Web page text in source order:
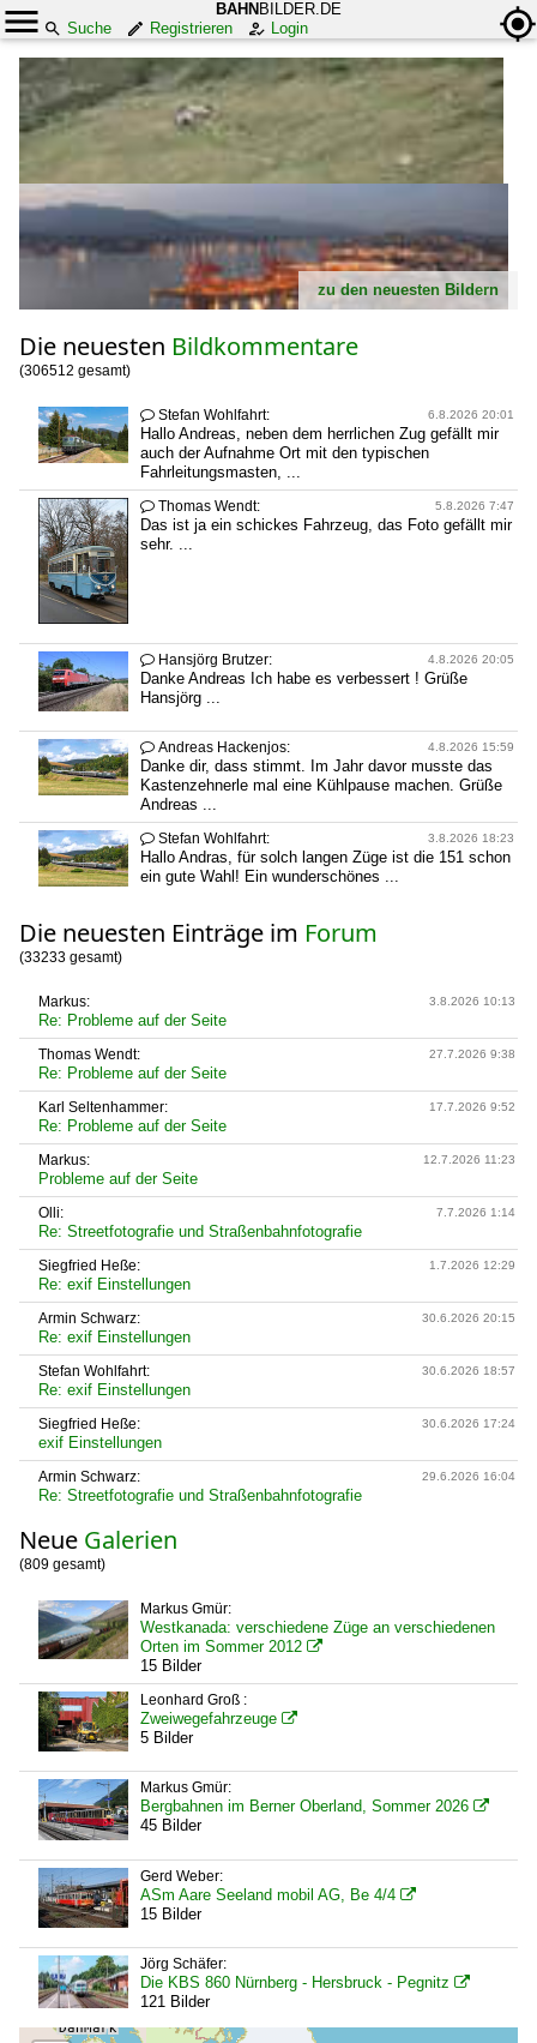
BAHN BILDER.DE
Suche
Registrieren Login
zu den neuesten Bildern
Die neuesten Bildkommentare
(306512 gesamt)
6.8.2026 20:01
 Stefan Wohlfahrt:
Hallo Andreas, neben dem herrlichen Zug gefällt mir
auch der Aufnahme Ort mit den typischen
Fahrleitungsmasten, ...
5.8.2026 7:47
 Thomas Wendt:
Das ist ja ein schickes Fahrzeug, das Foto gefällt mir
sehr. ...
4.8.2026 20:05
 Hansjörg Brutzer:
Danke Andreas Ich habe es verbessert ! Grüße
Hansjörg ...
4.8.2026 15:59
 Andreas Hackenjos:
Danke dir, dass stimmt. Im Jahr davor musste das
Kastenzehnerle mal eine Kühlpause machen. Grüße
Andreas ...
3.8.2026 18:23
 Stefan Wohlfahrt:
Hallo Andras, für solch langen Züge ist die 151 schon
ein gute Wahl! Ein wunderschönes ...
Die neuesten Einträge im Forum
(33233 gesamt)
3.8.2026 10:13
Markus:
Re: Probleme auf der Seite
27.7.2026 9:38
Thomas Wendt:
Re: Probleme auf der Seite
17.7.2026 9:52
Karl Seltenhammer:
Re: Probleme auf der Seite
12.7.2026 11:23
Markus:
Probleme auf der Seite
7.7.2026 1:14
Olli:
Re: Streetfotografie und Straßenbahnfotografie
1.7.2026 12:29
Siegfried Heße:
Re: exif Einstellungen
30.6.2026 20:15
Armin Schwarz:
Re: exif Einstellungen
30.6.2026 18:57
Stefan Wohlfahrt:
Re: exif Einstellungen
30.6.2026 17:24
Siegfried Heße:
exif Einstellungen
29.6.2026 16:04
Armin Schwarz:
Re: Streetfotografie und Straßenbahnfotografie
Neue Galerien
(809 gesamt)
Markus Gmür:
Westkanada: verschiedene Züge an verschiedenen
Orten im Sommer 2012 
15 Bilder
Leonhard Groß :
Zweiwegefahrzeuge 
5 Bilder
Markus Gmür:
Bergbahnen im Berner Oberland, Sommer 2026 
45 Bilder
Gerd Weber:
ASm Aare Seeland mobil AG, Be 4/4 
15 Bilder
Jörg Schäfer:
Die KBS 860 Nürnberg - Hersbruck - Pegnitz 
121 Bilder